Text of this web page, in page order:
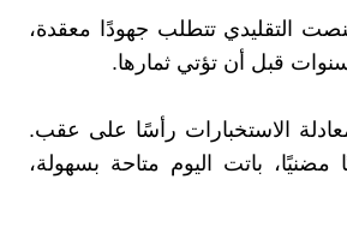
التقليدي تتطلب جهودًا معقدة،
قبل أن تؤتي ثمارها.
الاستخبارات رأسًا على عقب.
باتت اليوم متاحة بسهولة،